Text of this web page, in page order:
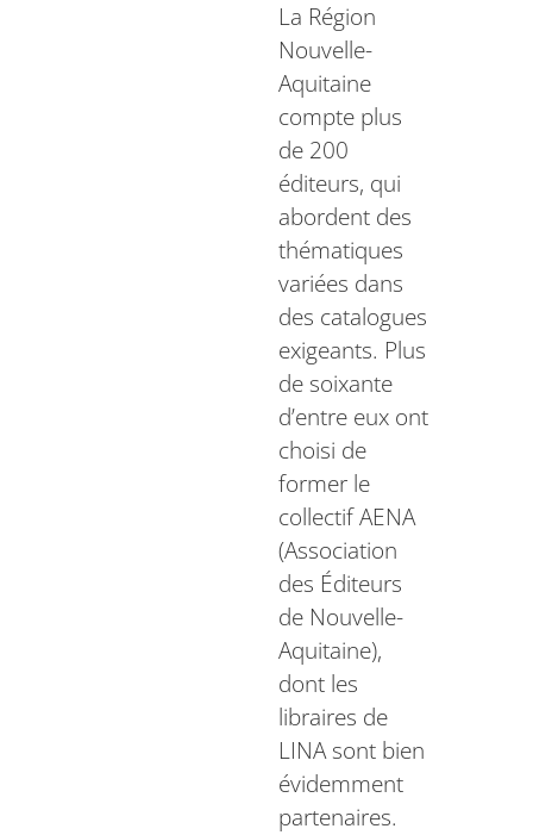
La Région
Nouvelle-
Aquitaine
compte plus
de 200
éditeurs, qui
abordent des
thématiques
variées dans
des catalogues
exigeants. Plus
de soixante
d’entre eux ont
choisi de
former le
collectif AENA
(Association
des Éditeurs
de Nouvelle-
Aquitaine),
dont les
libraires de
LINA sont bien
évidemment
partenaires.